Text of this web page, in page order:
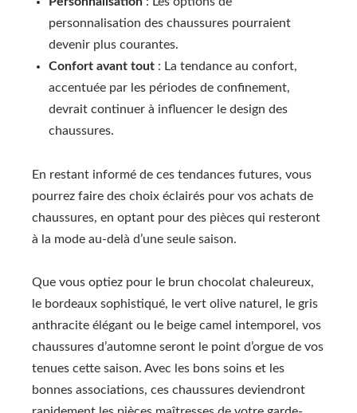
personnalisation des chaussures pourraient
devenir plus courantes.
Confort avant tout : La tendance au confort,
accentuée par les périodes de confinement,
devrait continuer à influencer le design des
chaussures.
En restant informé de ces tendances futures, vous
pourrez faire des choix éclairés pour vos achats de
chaussures, en optant pour des pièces qui resteront
à la mode au-delà d’une seule saison.
Que vous optiez pour le brun chocolat chaleureux,
le bordeaux sophistiqué, le vert olive naturel, le gris
anthracite élégant ou le beige camel intemporel, vos
chaussures d’automne seront le point d’orgue de vos
tenues cette saison. Avec les bons soins et les
bonnes associations, ces chaussures deviendront